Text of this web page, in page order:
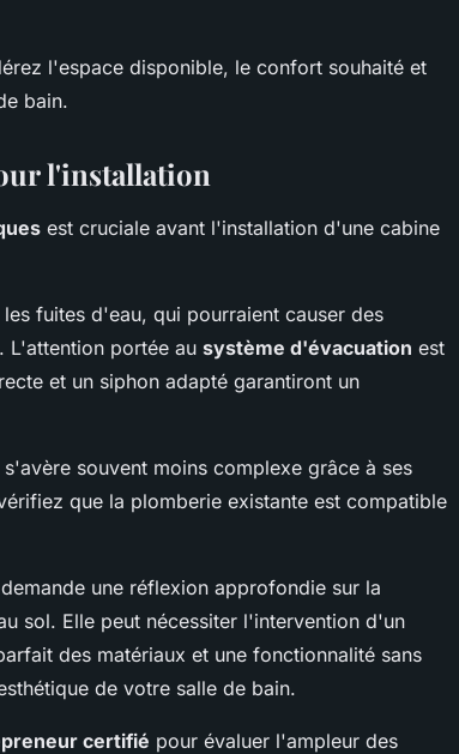
l'espace disponible, le confort souhaité et
bain.
l'installation
est cruciale avant l'installation d'une cabine
fuites d'eau, qui pourraient causer des
L'attention portée au système d'évacuation est
et un siphon adapté garantiront un
souvent moins complexe grâce à ses
que la plomberie existante est compatible
une réflexion approfondie sur la
sol. Elle peut nécessiter l'intervention d'un
des matériaux et une fonctionnalité sans
de votre salle de bain.
certifié pour évaluer l'ampleur des